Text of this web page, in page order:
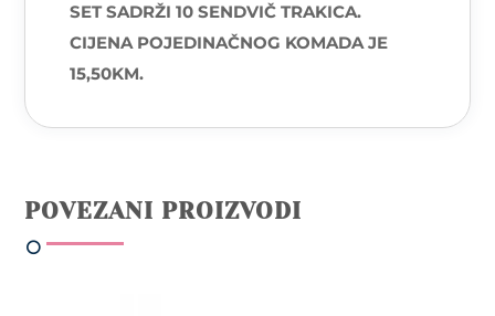
SET SADRŽI 10 SENDVIČ TRAKICA.
CIJENA POJEDINAČNOG KOMADA JE
15,50KM.
POVEZANI PROIZVODI